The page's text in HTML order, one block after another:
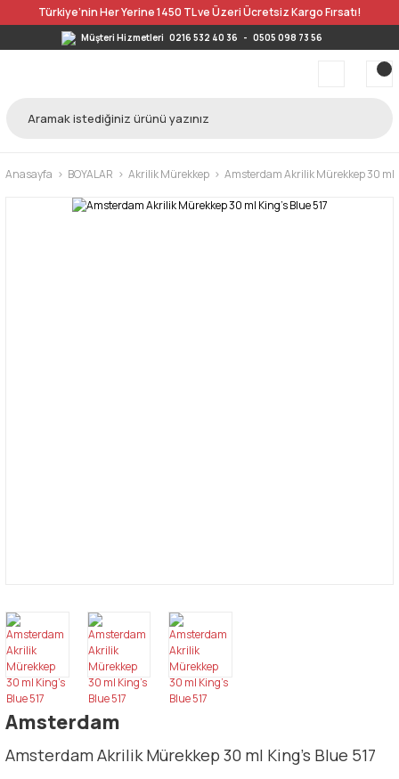
Türkiye’nin Her Yerine 1450 TL ve Üzeri Ücretsiz Kargo Fırsatı!
Müşteri Hizmetleri 0216 532 40 36 - 0505 098 73 56
Anasayfa BOYALAR Akrilik Mürekkep Amsterdam Akrilik Mürekkep 30 ml
Amsterdam
Amsterdam Akrilik Mürekkep 30 ml King's Blue 517